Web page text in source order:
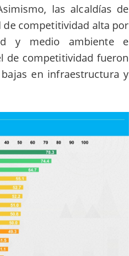
las alcaldías de
de competitividad alta por
y medio ambiente e
de competitividad fueron
en infraestructura y